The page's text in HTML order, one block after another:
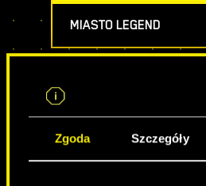
Zgoda Szczegóły
MIASTO LEGEND